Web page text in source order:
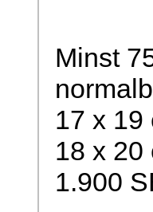
Minst
17 x 19
18 x 20
1.900